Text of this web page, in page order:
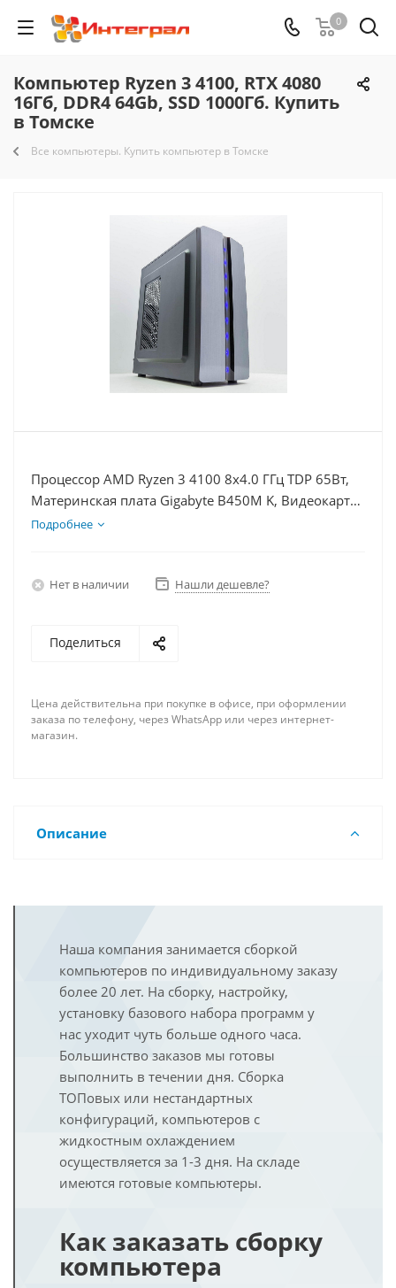
0
Компьютер Ryzen 3 4100, RTX 4080
16Гб, DDR4 64Gb, SSD 1000Гб. Купить
в Томске
Все компьютеры. Купить компьютер в Томске
Процессор AMD Ryzen 3 4100 8x4.0 ГГц TDP 65Вт,
Материнская плата Gigabyte B450M K, Видеокарта
RTX 4080 16Гб, Память DDR4 64Gb, Диски SSD
Подробнее
Нет в наличии Нашли дешевле?
Поделиться
Цена действительна при покупке в офисе, при оформлении
заказа по телефону, через WhatsApp или через интернет-
магазин.
Описание
Наша компания занимается сборкой
компьютеров по индивидуальному заказу
более 20 лет. На сборку, настройку,
установку базового набора программ у
нас уходит чуть больше одного часа.
Большинство заказов мы готовы
выполнить в течении дня. Сборка
ТОПовых или нестандартных
конфигураций, компьютеров с
жидкостным охлаждением
осуществляется за 1-3 дня. На складе
имеются готовые компьютеры.
Как заказать сборку
компьютера